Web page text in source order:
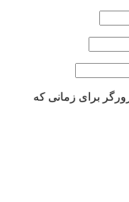
برای زمانی که